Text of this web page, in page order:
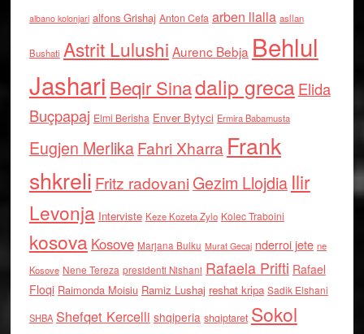
albano kolonjari alfons Grishaj Anton Cefa arben llalla asllan
Bushati Astrit Lulushi Aurenc Bebja Behlul
Jashari Beqir Sinadalip grecaElida
Buçpapaj Elmi Berisha Enver Bytyci Ermira Babamusta
Eugjen MerlikaFahri Xharra Frank
shkreli Fritz radovaniGezim Llojdia Ilir
Levonja Interviste Keze Kozeta Zylo Kolec Traboini
kosova Kosove Marjana Bulku Murat Gecaj nderroi jete ne
Kosove Nene Tereza presidenti Nishani Rafaela Prifti Rafael
Floqi Raimonda Moisiu Ramiz Lushaj reshat kripa Sadik Elshani
SHBA Shefqet Kercelli shqiperia shqiptaret Sokol